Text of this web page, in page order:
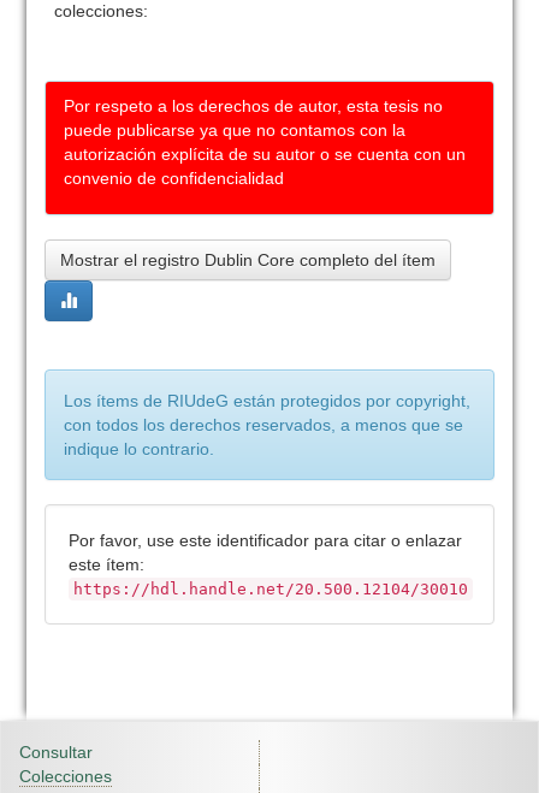
colecciones:
Por respeto a los derechos de autor, esta tesis no
puede publicarse ya que no contamos con la
autorización explícita de su autor o se cuenta con un
convenio de confidencialidad
Mostrar el registro Dublin Core completo del ítem
Los ítems de RIUdeG están protegidos por copyright,
con todos los derechos reservados, a menos que se
indique lo contrario.
Por favor, use este identificador para citar o enlazar
este ítem:
https://hdl.handle.net/20.500.12104/30010
Consultar
Colecciones